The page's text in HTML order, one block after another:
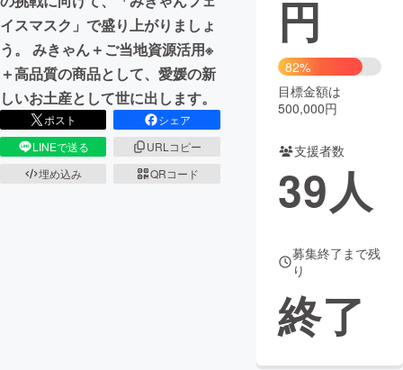
まちづくり・地域活性化
CAMPFIRE for Social Good
CAMPFIRE Creation
CAMPFIREふるさと納税
コミュニティ
イスマスク」で盛り上がりましょ
う。 みきゃん＋ご当地資源活用※
＋高品質の商品として、愛媛の新
しいお土産として世に出します。
ポスト
シェア
LINEで送る
URLコピー
埋め込み
QRコード
円
82%
目標金額は
500,000円
支援者数
39人
募集終了まで残
り
終了